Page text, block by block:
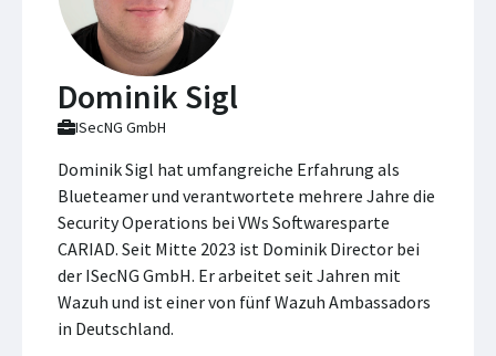
Dominik Sigl
ISecNG GmbH
Dominik Sigl hat umfangreiche Erfahrung als
Blueteamer und verantwortete mehrere Jahre die
Security Operations bei VWs Softwaresparte
CARIAD. Seit Mitte 2023 ist Dominik Director bei
der ISecNG GmbH. Er arbeitet seit Jahren mit
Wazuh und ist einer von fünf Wazuh Ambassadors
in Deutschland.